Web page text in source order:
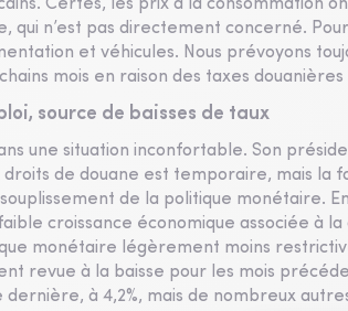
Certes, les prix à la consommation
qui n’est pas directement concerné.
et véhicules. Nous prévoyons
mois en raison des taxes douanières
source de baisses de taux
une situation inconfortable. Son
droits de douane est temporaire, mais la
de la politique monétaire.
croissance économique associée à
monétaire légèrement moins
revue à la baisse pour les mois
dernière, à 4,2%, mais de nombreux